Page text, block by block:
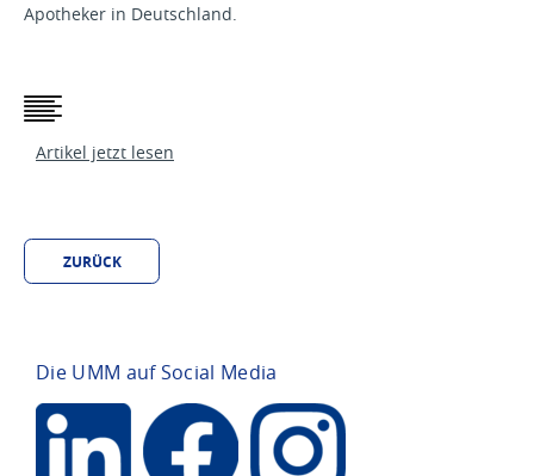
Apotheker in Deutschland.
Artikel jetzt lesen
ZURÜCK
Die UMM auf Social Media